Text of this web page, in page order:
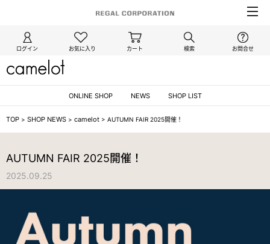
ログイン お気に入り カート 検索 お問合せ
ONLINE SHOP NEWS SHOP LIST
TOP > SHOP NEWS > camelot > AUTUMN FAIR 2025開催！
AUTUMN FAIR 2025開催！
2025.09.25